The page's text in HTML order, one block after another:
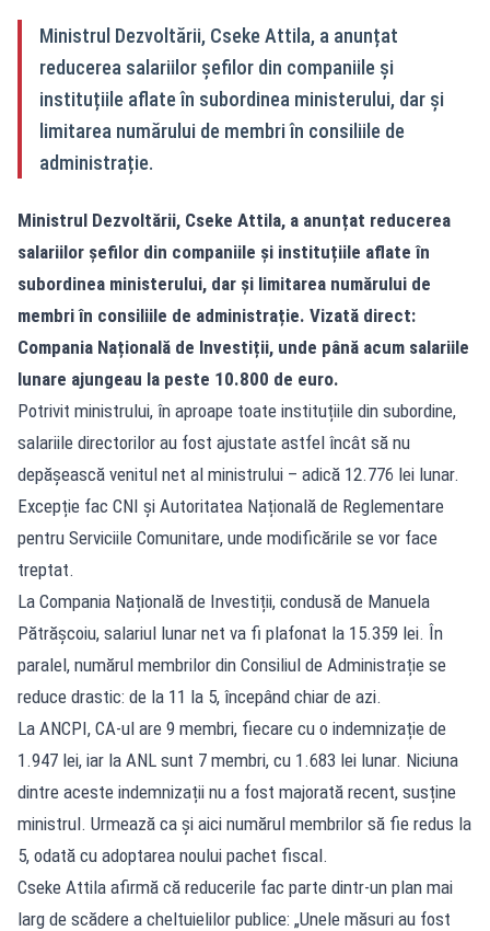
Ministrul Dezvoltării, Cseke Attila, a anunțat
reducerea salariilor șefilor din companiile și
instituțiile aflate în subordinea ministerului, dar și
limitarea numărului de membri în consiliile de
administrație.
Ministrul Dezvoltării, Cseke Attila, a anunțat reducerea
salariilor șefilor din companiile și instituțiile aflate în
subordinea ministerului, dar și limitarea numărului de
membri în consiliile de administrație. Vizată direct:
Compania Națională de Investiții, unde până acum salariile
lunare ajungeau la peste 10.800 de euro.
Potrivit ministrului, în aproape toate instituțiile din subordine,
salariile directorilor au fost ajustate astfel încât să nu
depășească venitul net al ministrului – adică 12.776 lei lunar.
Excepție fac CNI și Autoritatea Națională de Reglementare
pentru Serviciile Comunitare, unde modificările se vor face
treptat.
La Compania Națională de Investiții, condusă de Manuela
Pătrășcoiu, salariul lunar net va fi plafonat la 15.359 lei. În
paralel, numărul membrilor din Consiliul de Administrație se
reduce drastic: de la 11 la 5, începând chiar de azi.
La ANCPI, CA-ul are 9 membri, fiecare cu o indemnizație de
1.947 lei, iar la ANL sunt 7 membri, cu 1.683 lei lunar. Niciuna
dintre aceste indemnizații nu a fost majorată recent, susține
ministrul. Urmează ca și aici numărul membrilor să fie redus la
5, odată cu adoptarea noului pachet fiscal.
Cseke Attila afirmă că reducerile fac parte dintr-un plan mai
larg de scădere a cheltuielilor publice: „Unele măsuri au fost